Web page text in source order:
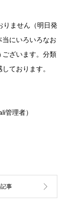
りません（明日発
にいろいろなお
ございます。分類
ております。
管理者）